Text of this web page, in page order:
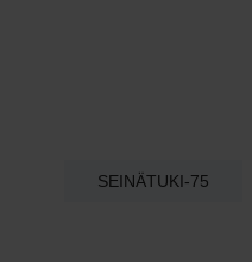
SEINÄTUKI-75